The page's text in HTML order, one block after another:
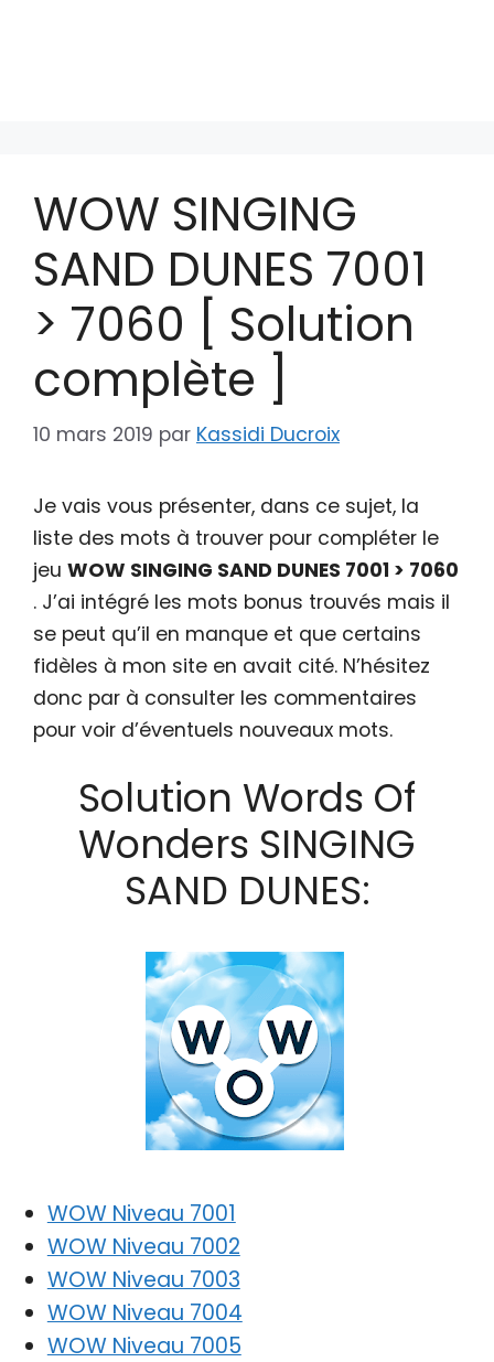
WOW SINGING
SAND DUNES 7001
> 7060 [ Solution
complète ]
10 mars 2019 par Kassidi Ducroix
Je vais vous présenter, dans ce sujet, la
liste des mots à trouver pour compléter le
jeu WOW SINGING SAND DUNES 7001 > 7060
. J’ai intégré les mots bonus trouvés mais il
se peut qu’il en manque et que certains
fidèles à mon site en avait cité. N’hésitez
donc par à consulter les commentaires
pour voir d’éventuels nouveaux mots.
Solution Words Of
Wonders SINGING
SAND DUNES:
WOW Niveau 7001
WOW Niveau 7002
WOW Niveau 7003
WOW Niveau 7004
WOW Niveau 7005